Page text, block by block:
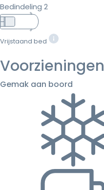
Bedindeling 2
Vrijstaand bed
Voorzieningen
Gemak aan boord